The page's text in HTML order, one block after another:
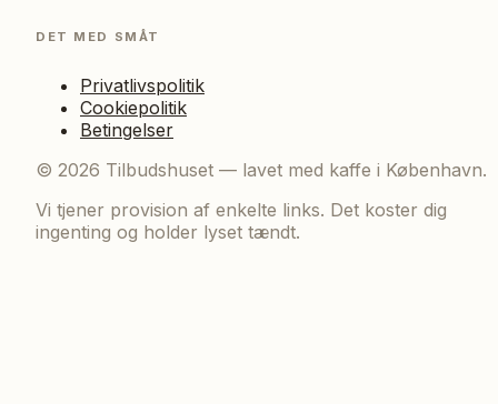
DET MED SMÅT
Privatlivspolitik
Cookiepolitik
Betingelser
© 2026 Tilbudshuset — lavet med kaffe i København.
Vi tjener provision af enkelte links. Det koster dig
ingenting og holder lyset tændt.